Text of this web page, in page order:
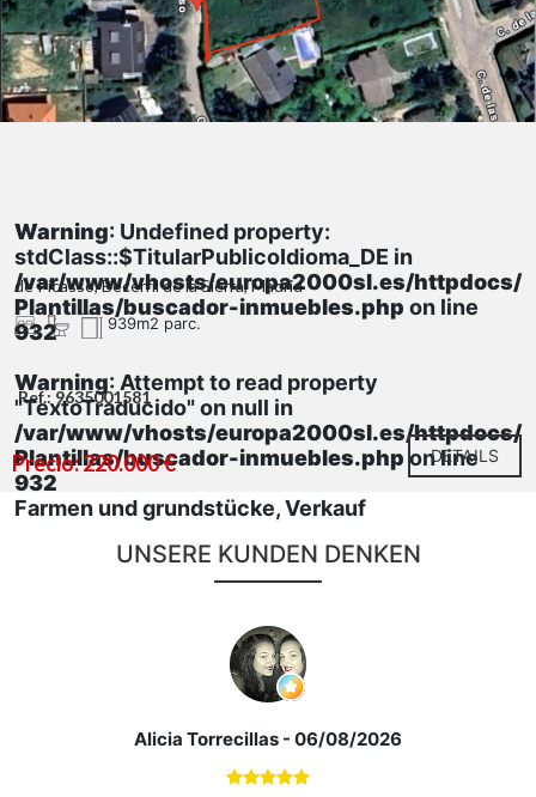
Warning: Undefined property:
stdClass::$TitularPublicoIdioma_DE in
/var/www/vhosts/europa2000sl.es/httpdocs/
Plantillas/buscador-inmuebles.php on line
932
Warning: Attempt to read property
"TextoTraducido" on null in
/var/www/vhosts/europa2000sl.es/httpdocs/
Plantillas/buscador-inmuebles.php on line
932
Farmen und grundstücke, Verkauf
de Picasso, Becerril de la Sierra, Madrid
939m2 parc.
Ref.: 9635001581
Precio: 220.000 € DETAILS
UNSERE KUNDEN DENKEN
Alicia Torrecillas - 06/08/2026